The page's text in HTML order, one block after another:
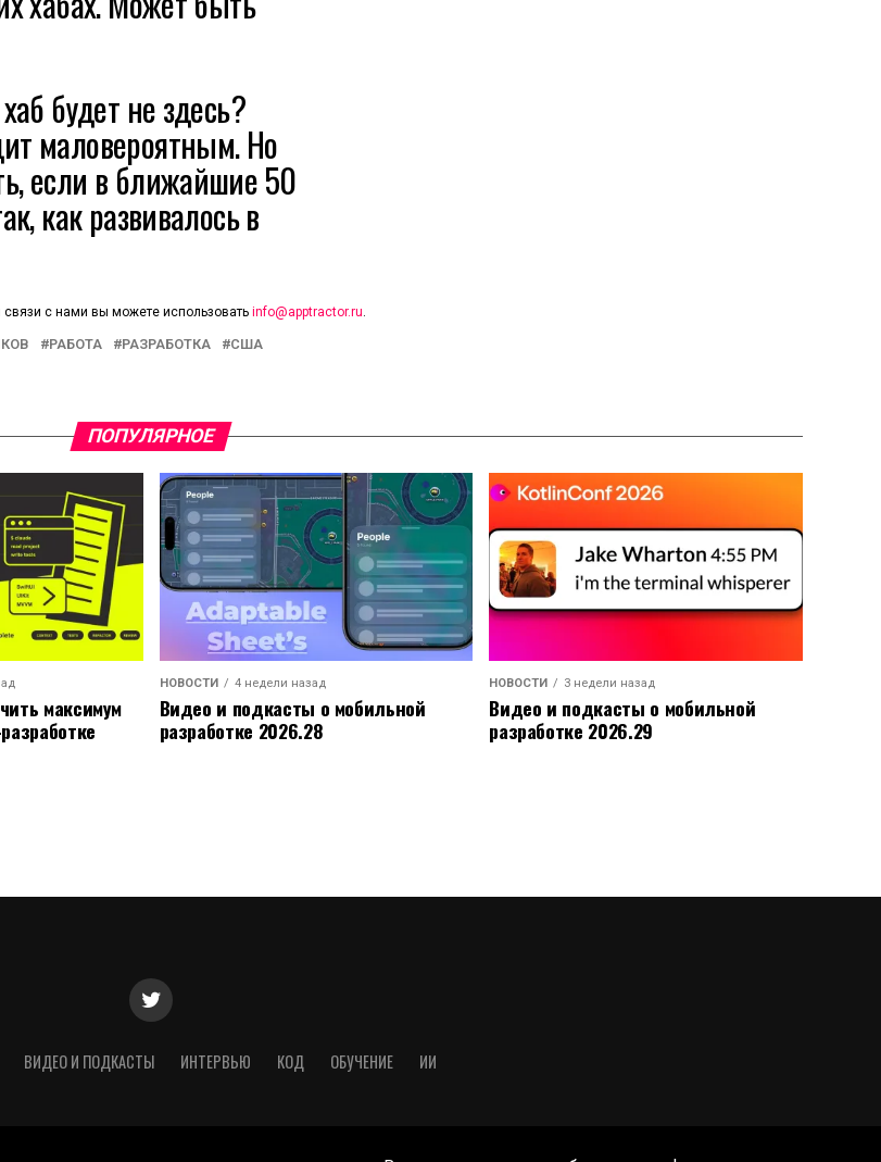
будет не здесь?
маловероятным. Но
если в ближайшие 50
как развивалось в
с нами вы можете использовать info@apptractor.ru.
РАБОТА РАЗРАБОТКА США
ПОПУЛЯРНОЕ
максимум
НОВОСТИ 4 недели назад
Видео и подкасты о мобильной
разработке 2026.28
НОВОСТИ 3 недели назад
Видео и подкасты о мобильной
разработке 2026.29
ВИДЕО И ПОДКАСТЫ ИНТЕРВЬЮ КОД ОБУЧЕНИЕ ИИ